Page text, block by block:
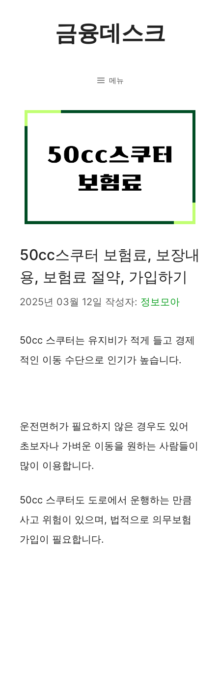
금융데스크
메뉴
50cc스쿠터 보험료, 보장내
용, 보험료 절약, 가입하기
2025년 03월 12일 작성자: 정보모아
50cc 스쿠터는 유지비가 적게 들고 경제
적인 이동 수단으로 인기가 높습니다.
운전면허가 필요하지 않은 경우도 있어
초보자나 가벼운 이동을 원하는 사람들이
많이 이용합니다.
50cc 스쿠터도 도로에서 운행하는 만큼
사고 위험이 있으며, 법적으로 의무보험
가입이 필요합니다.